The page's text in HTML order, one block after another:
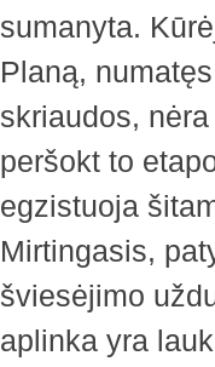
sumanyta.
Planą,
skriaudos,
peršokt to
egzistuoja
Mirtingasis,
šviesėjimo
aplinka yra